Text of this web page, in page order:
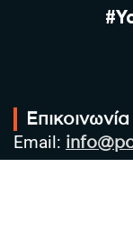
Επικοινωνία
Email:
Τηλ: